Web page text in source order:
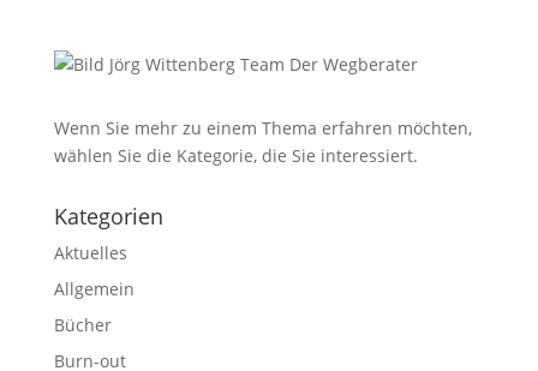
Wenn Sie mehr zu einem Thema erfahren möchten,
wählen Sie die Kategorie, die Sie interessiert.
Kategorien
Aktuelles
Allgemein
Bücher
Burn-out